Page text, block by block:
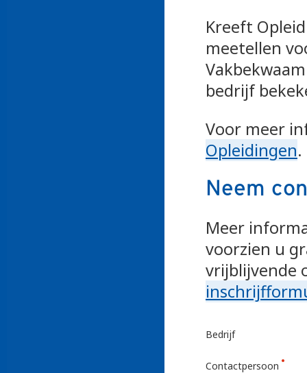
Kreeft
meetellen
bedrijf
Voor meer
Opleidingen.
Neem
Meer
voorzien u
vrijblijvende
Bedrijf
Contactpersoon